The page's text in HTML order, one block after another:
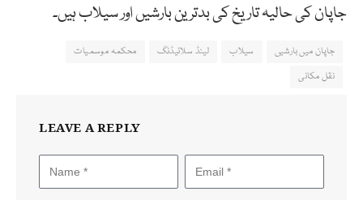
جاپان کی حالیہ تاریخ کی بدترین بارشیں اور سیلاب ہیں۔
جاپان میں بارشیں سیلاب لینڈ سلائیڈنگ
محکمہ موسمیات
نقل مکانی
LEAVE A REPLY